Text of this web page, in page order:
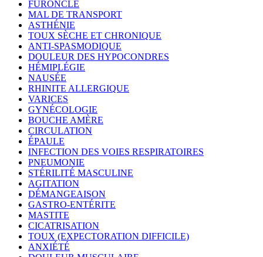
FURONCLE
MAL DE TRANSPORT
ASTHÉNIE
TOUX SÈCHE ET CHRONIQUE
ANTI-SPASMODIQUE
DOULEUR DES HYPOCONDRES
HÉMIPLÉGIE
NAUSÉE
RHINITE ALLERGIQUE
VARICES
GYNÉCOLOGIE
BOUCHE AMÈRE
CIRCULATION
ÉPAULE
INFECTION DES VOIES RESPIRATOIRES
PNEUMONIE
STÉRILITÉ MASCULINE
AGITATION
DÉMANGEAISON
GASTRO-ENTÉRITE
MASTITE
CICATRISATION
TOUX (EXPECTORATION DIFFICILE)
ANXIÉTÉ